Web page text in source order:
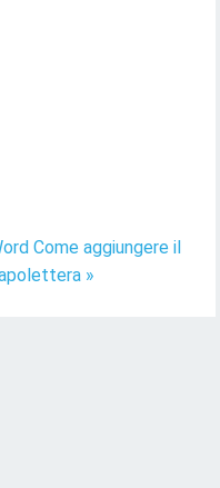
Come aggiungere il
»